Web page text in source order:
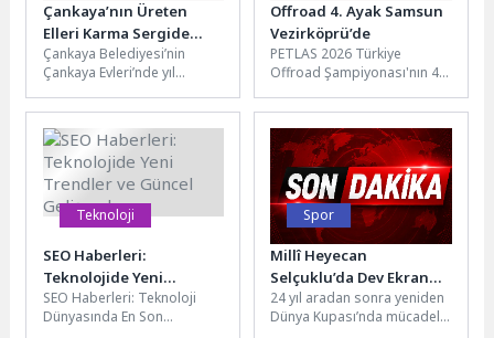
Çankaya’nın Üreten
Elleri Karma Sergide
Buluştu
Çankaya Belediyesi’nin
Çankaya Evleri’nde yıl
kursiyerlerin sergisi devam
ediyor. Zübeyde Hanım
Sosyal...
Offroad 4. Ayak Samsun
Vezirköprü’de
PETLAS 2026 Türkiye
Offroad Şampiyonası'nın 4.
24-26 Temmuz tarihleri
arasında Samsun...
Teknoloji
SEO Haberleri:
Teknolojide Yeni
Trendler ve Güncel
Gelişmeler
SEO Haberleri: Teknoloji
Dünyasında En Son
Spor
Millî Heyecan
Selçuklu’da Dev Ekranda
Yaşandı
24 yıl aradan sonra yeniden
Dünya Kupası’nda mücadele